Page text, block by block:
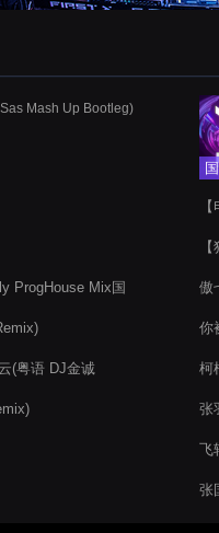
Mash Up Bootleg)
ProgHouse Mix国
(粤语 DJ金诚
傲
你
柯
张
飞
张